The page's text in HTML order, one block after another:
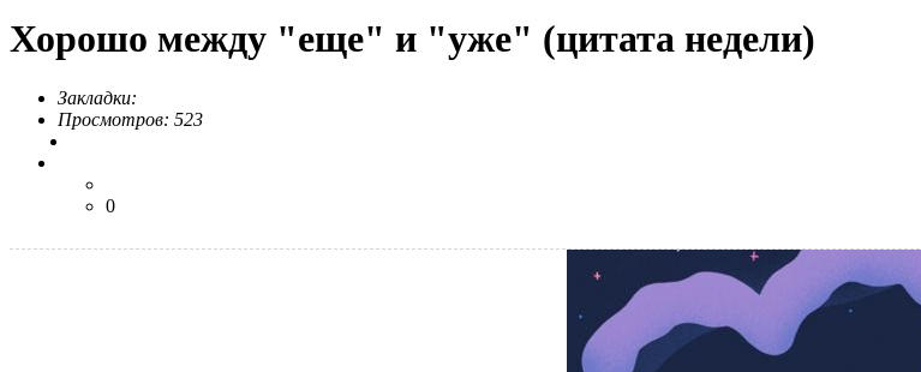
Хорошо между "еще" и "уже" (цитата недели)
Закладки:
Просмотров: 523
0